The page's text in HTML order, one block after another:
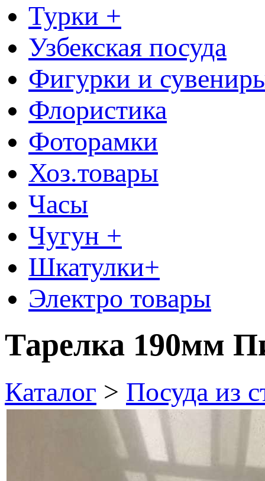
Турки +
Узбекская посуда
Фигурки и
Флористика
Фоторамки
Хоз.товары
Часы
Чугун +
Шкатулки+
Электро товары
Тарелка 190мм
Каталог > Посуда из